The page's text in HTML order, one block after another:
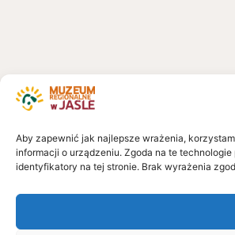
Aby zapewnić jak najlepsze wrażenia,
informacji o urządzeniu. Zgoda na te
identyfikatory na tej stronie. Brak wyrażenia